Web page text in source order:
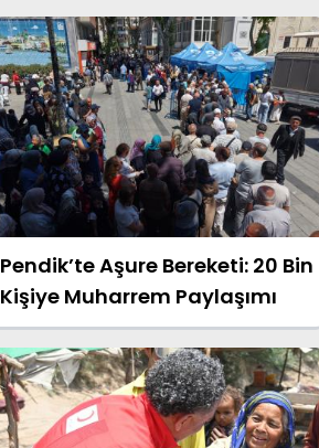
Pendik’te Aşure Bereketi: 20 Bin
Kişiye Muharrem Paylaşımı